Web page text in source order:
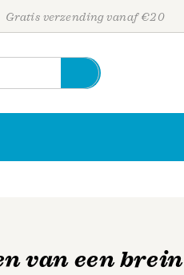
Gratis verzending vanaf €20
van een brein
Personen